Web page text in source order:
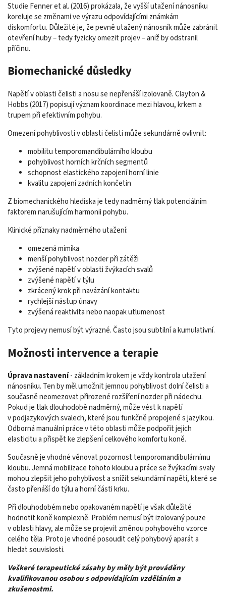
Studie Fenner et al. (2016) prokázala, že vyšší utažení nánosníku
koreluje se změnami ve výrazu odpovídajícími známkám
diskomfortu. Důležité je, že pevně utažený nánosník může zabránit
otevření huby – tedy fyzicky omezit projev – aniž by odstranil
příčinu.
Biomechanické důsledky
Napětí v oblasti čelisti a nosu se nepřenáší izolovaně. Clayton &
Hobbs (2017) popisují význam koordinace mezi hlavou, krkem a
trupem při efektivním pohybu.
Omezení pohyblivosti v oblasti čelisti může sekundárně ovlivnit:
mobilitu temporomandibulárního kloubu
pohyblivost horních krčních segmentů
schopnost elastického zapojení horní linie
kvalitu zapojení zadních končetin
Z biomechanického hlediska je tedy nadměrný tlak potenciálním
faktorem narušujícím harmonii pohybu.
Klinické příznaky nadměrného utažení:
omezená mimika
menší pohyblivost nozder při zátěži
zvýšené napětí v oblasti žvýkacích svalů
zvýšené napětí v týlu
zkrácený krok při navázání kontaktu
rychlejší nástup únavy
zvýšená reaktivita nebo naopak utlumenost
Tyto projevy nemusí být výrazné. Často jsou subtilní a kumulativní.
Možnosti intervence a terapie
Úprava nastavení- základním krokem je vždy kontrola utažení
nánosníku. Ten by měl umožnit jemnou pohyblivost dolní čelisti a
současně neomezovat přirozené rozšíření nozder při nádechu.
Pokud je tlak dlouhodobě nadměrný, může vést k napětí
v podjazykových svalech, které jsou funkčně propojené s jazylkou.
Odborná manuální práce v této oblasti může podpořit jejich
elasticitu a přispět ke zlepšení celkového komfortu koně.
Současně je vhodné věnovat pozornost temporomandibulárnímu
kloubu. Jemná mobilizace tohoto kloubu a práce se žvýkacími svaly
mohou zlepšit jeho pohyblivost a snížit sekundární napětí, které se
často přenáší do týlu a horní části krku.
Při dlouhodobém nebo opakovaném napětí je však důležité
hodnotit koně komplexně. Problém nemusí být izolovaný pouze
v oblasti hlavy, ale může se projevit změnou pohybového vzorce
celého těla. Proto je vhodné posoudit celý pohybový aparát a
hledat souvislosti.
Veškeré terapeutické zásahy by měly být prováděny
kvalifikovanou osobou s odpovídajícím vzděláním a
zkušenostmi.